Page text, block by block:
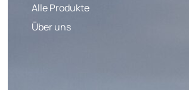
Alle Produkte
Über uns